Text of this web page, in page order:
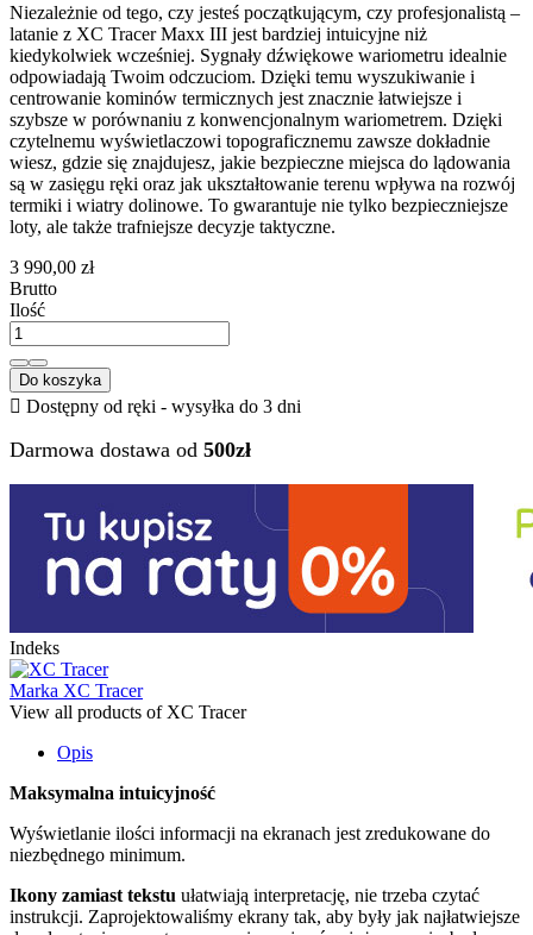
Niezależnie od tego, czy jesteś początkującym, czy profesjonalistą –
latanie z XC Tracer Maxx III jest bardziej intuicyjne niż
kiedykolwiek wcześniej. Sygnały dźwiękowe wariometru idealnie
odpowiadają Twoim odczuciom. Dzięki temu wyszukiwanie i
centrowanie kominów termicznych jest znacznie łatwiejsze i
szybsze w porównaniu z konwencjonalnym wariometrem. Dzięki
czytelnemu wyświetlaczowi topograficznemu zawsze dokładnie
wiesz, gdzie się znajdujesz, jakie bezpieczne miejsca do lądowania
są w zasięgu ręki oraz jak ukształtowanie terenu wpływa na rozwój
termiki i wiatry dolinowe. To gwarantuje nie tylko bezpieczniejsze
loty, ale także trafniejsze decyzje taktyczne.
3 990,00 zł
Brutto
Ilość
Do koszyka
 Dostępny od ręki - wysyłka do 3 dni
Darmowa dostawa od 500zł
Indeks
Marka XC Tracer
View all products of XC Tracer
Opis
Maksymalna intuicyjność
Wyświetlanie ilości informacji na ekranach jest zredukowane do
niezbędnego minimum.
Ikony zamiast tekstu ułatwiają interpretację, nie trzeba czytać
instrukcji. Zaprojektowaliśmy ekrany tak, aby były jak najłatwiejsze